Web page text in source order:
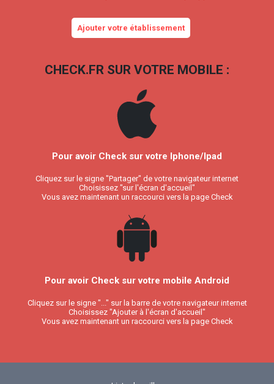
Ajouter votre établissement
CHECK.FR SUR VOTRE MOBILE :
Pour avoir Check sur votre Iphone/Ipad
Cliquez sur le signe "Partager" de votre navigateur internet
Choisissez "sur l'écran d'accueil"
Vous avez maintenant un raccourci vers la page Check
Pour avoir Check sur votre mobile Android
Cliquez sur le signe "..." sur la barre de votre navigateur internet
Choisissez "Ajouter à l'écran d'accueil"
Vous avez maintenant un raccourci vers la page Check